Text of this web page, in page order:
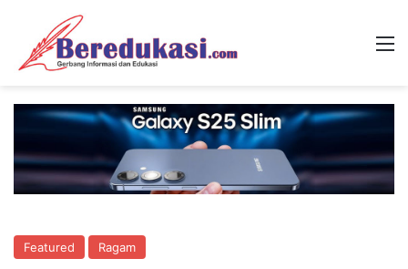
Featured Ragam